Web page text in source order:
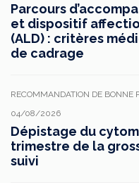
Parcours
et dispositif
(ALD) : critères
de cadrage
RECOMMANDATION DE BONNE
04/08/2026
Dépistage du
trimestre de la
suivi